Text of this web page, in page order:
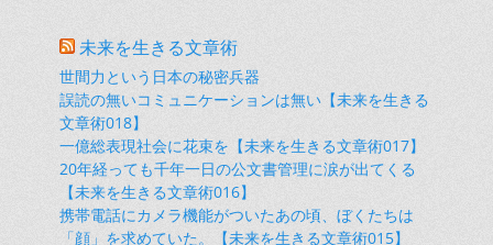
未来を生きる文章術
世間力という日本の秘密兵器
誤読の無いコミュニケーションは無い【未来を生きる
文章術018】
一億総表現社会に花束を【未来を生きる文章術017】
20年経っても千年一日の公文書管理に涙が出てくる
【未来を生きる文章術016】
携帯電話にカメラ機能がついたあの頃、ぼくたちは
「顔」を求めていた。【未来を生きる文章術015】